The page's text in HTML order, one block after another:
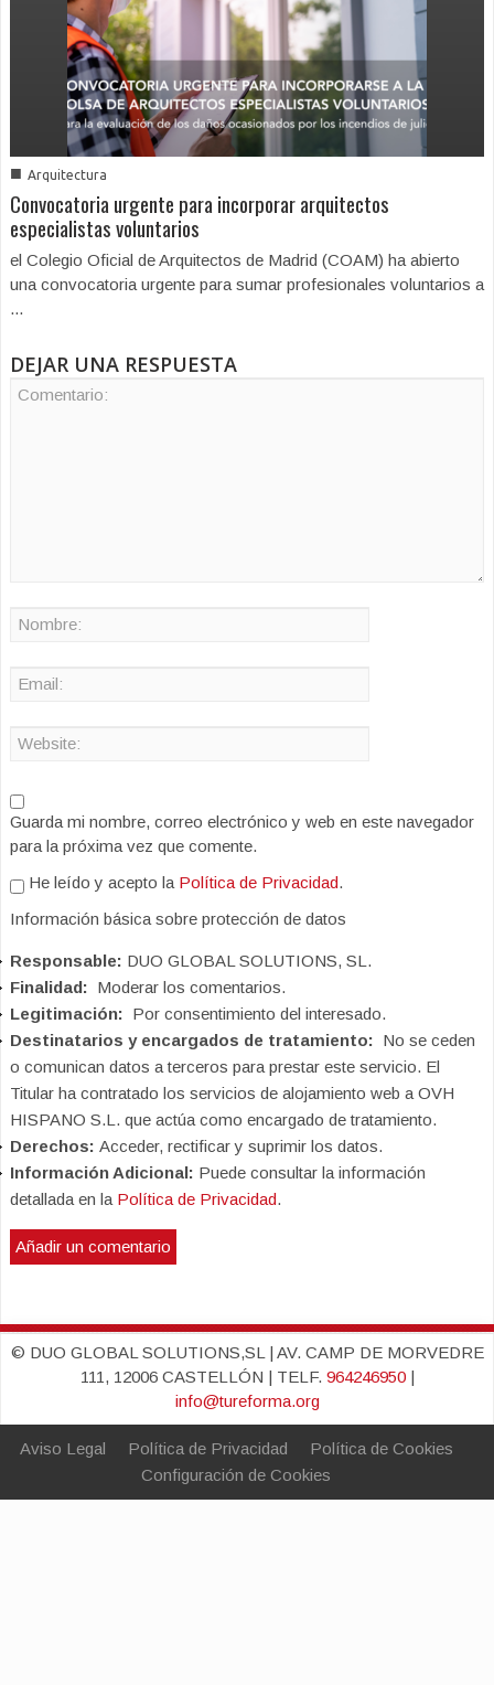
■ Arquitectura
Convocatoria urgente para incorporar arquitectos
especialistas voluntarios
el Colegio Oficial de Arquitectos de Madrid (COAM) ha abierto
una convocatoria urgente para sumar profesionales voluntarios a
...
DEJAR UNA RESPUESTA
Guarda mi nombre, correo electrónico y web en este navegador
para la próxima vez que comente.
He leído y acepto la Política de Privacidad.
Información básica sobre protección de datos
Responsable: DUO GLOBAL SOLUTIONS, SL.
Finalidad: Moderar los comentarios.
Legitimación: Por consentimiento del interesado.
Destinatarios y encargados de tratamiento: No se ceden
o comunican datos a terceros para prestar este servicio. El
Titular ha contratado los servicios de alojamiento web a OVH
HISPANO S.L. que actúa como encargado de tratamiento.
Derechos: Acceder, rectificar y suprimir los datos.
Información Adicional: Puede consultar la información
detallada en la Política de Privacidad.
© DUO GLOBAL SOLUTIONS,SL | AV. CAMP DE MORVEDRE
111, 12006 CASTELLÓN | TELF. 964246950|
info@tureforma.org
Aviso Legal Política de Privacidad
Política de Cookies
Configuración de Cookies